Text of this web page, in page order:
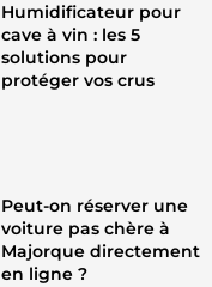
Humidificateur pour
cave à vin : les 5
solutions pour
protéger vos crus
Peut-on réserver une
voiture pas chère à
Majorque directement
en ligne ?